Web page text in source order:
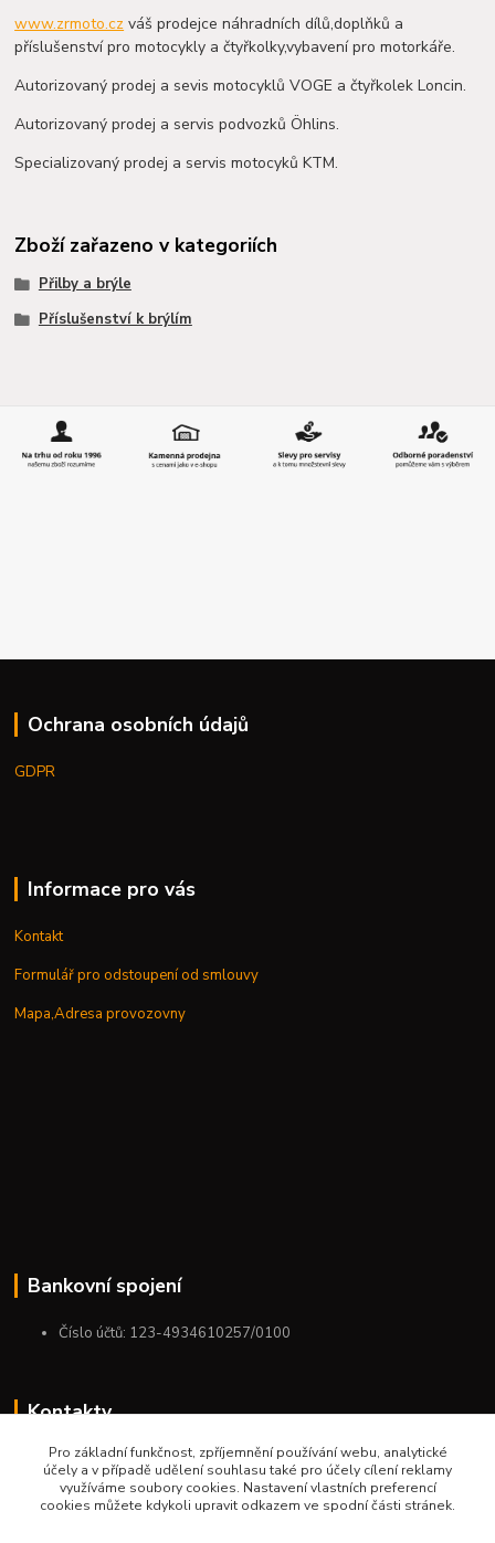
www.zrmoto.cz váš prodejce náhradních dílů,doplňků a
příslušenství pro motocykly a čtyřkolky,vybavení pro motorkáře.
Autorizovaný prodej a sevis motocyklů VOGE a čtyřkolek Loncin.
Autorizovaný prodej a servis podvozků Öhlins.
Specializovaný prodej a servis motocyků KTM.
Zboží zařazeno v kategoriích
Přilby a brýle
Příslušenství k brýlím
Ochrana osobních údajů
GDPR
Informace pro vás
Kontakt
Formulář pro odstoupení od smlouvy
Mapa,Adresa provozovny
Bankovní spojení
Číslo účtů: 123-4934610257/0100
Kontakty
+420 775 954 963
9:00-12:00-13:00-16:00
Pro základní funkčnost, zpříjemnění používání webu, analytické
účely a v případě udělení souhlasu také pro účely cílení reklamy
využíváme soubory cookies. Nastavení vlastních preferencí
cookies můžete kdykoli upravit odkazem ve spodní části stránek.